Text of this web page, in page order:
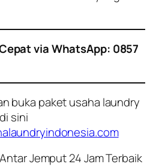
via WhatsApp: 0857
buka paket usaha laundry
sini
Jemput 24 Jam Terbaik